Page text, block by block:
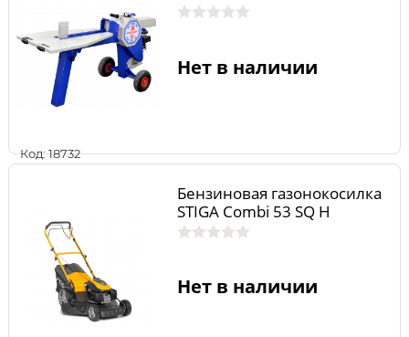
Код: 18732
Нет в наличии
Бензиновая газонокосилка
STIGA Combi 53 SQ H
Нет в наличии